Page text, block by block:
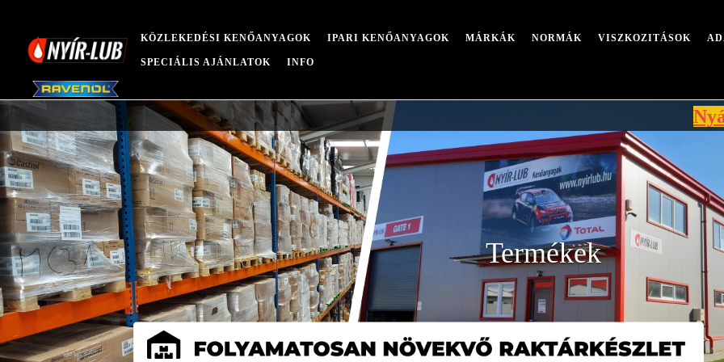
KÖZLEKEDÉSI KENŐANYAGOK IPARI KENŐANYAGOK MÁRKÁK NORMÁK VISZKOZITÁSOK
SPECIÁLIS AJÁNLATOK INFO
Nyári
Termékek